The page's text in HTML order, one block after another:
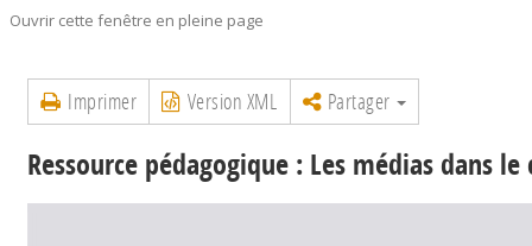
Ouvrir cette fenêtre en pleine page
Imprimer Version XML Partager
Ressource pédagogique : Les médias dans